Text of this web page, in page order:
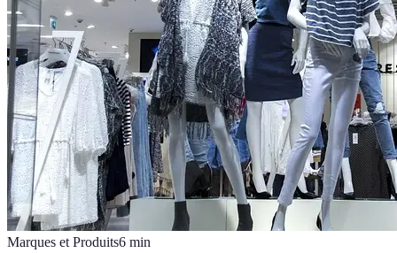
Marques et Produits6 min